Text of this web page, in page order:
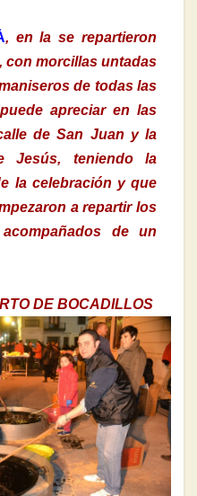
, en la se repartieron
con morcillas untadas
de todas las
apreciar en las
de San Juan y la
Jesús, teniendo la
la celebración y que
a repartir los
de un
DE BOCADILLOS